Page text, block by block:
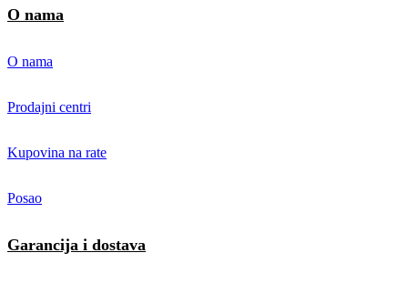
O nama
O nama
Prodajni centri
Kupovina na rate
Posao
Garancija i dostava